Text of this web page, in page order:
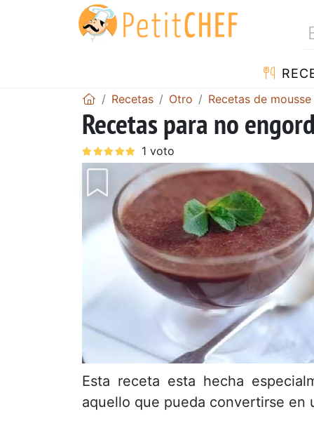
Recetas Otro Recetas de mousse
Recetas para no
Esta receta esta hecha
aquello que pueda convertirse en